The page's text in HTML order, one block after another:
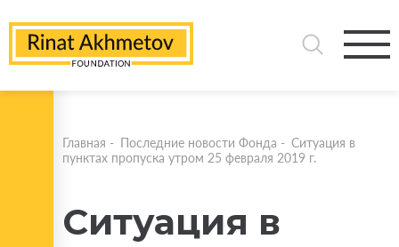
Главная - Последние новости Фонда - Ситуация в
пунктах пропуска утром 25 февраля 2019 г.
Ситуация в